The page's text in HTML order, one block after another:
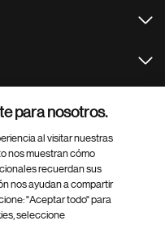
para nosotros.
al visitar nuestras
nos muestran cómo
recuerdan sus
nos ayudan a compartir
"Aceptar todo" para
seleccione